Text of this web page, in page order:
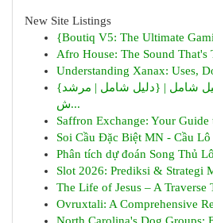
New Site Listings
{Boutiq V5: The Ultimate
Afro House: The Sound That's
Understanding Xanax: Uses,
{خرسانة مقذوفة: دليل شامل | {دليل شامل | مرشد
ش...
Saffron Exchange: Your
Soi Cầu Đặc Biệt MN - Cầu
Phân tích dự đoán Song Thủ
Slot 2026: Prediksi & Strategi
The Life of Jesus – A
Ovruxtali: A Comprehensive